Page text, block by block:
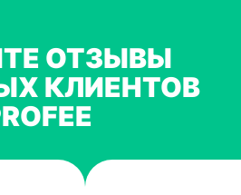
ОТЗЫВЫ
КЛИЕНТОВ